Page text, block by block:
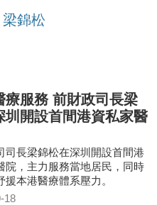
梁錦松
療服務 前財政司長梁
圳開設首間港資私家醫
司長梁錦松在深圳開設首間港
院，主力服務當地居民，同時
援本港醫療體系壓力。
18